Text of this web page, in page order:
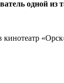
одной